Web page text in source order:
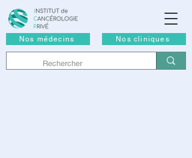
Nos médecins Nos cliniques